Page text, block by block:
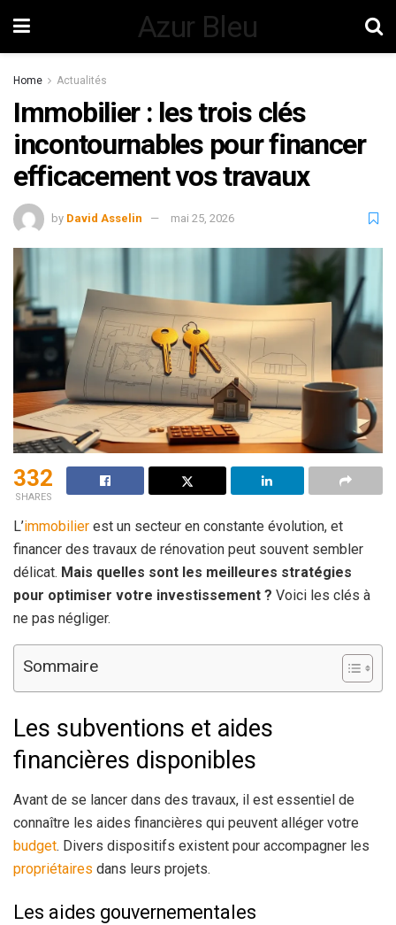
Azur Bleu
Home Actualités
Immobilier : les trois clés
incontournables pour financer
efficacement vos travaux
by David Asselin mai 25, 2026
332
SHARES
L’immobilier est un secteur en constante évolution, et
financer des travaux de rénovation peut souvent sembler
délicat. Mais quelles sont les meilleures stratégies
pour optimiser votre investissement ? Voici les clés à
ne pas négliger.
Sommaire
Les subventions et aides
financières disponibles
Avant de se lancer dans des travaux, il est essentiel de
connaître les aides financières qui peuvent alléger votre
budget. Divers dispositifs existent pour accompagner les
propriétaires dans leurs projets.
Les aides gouvernementales